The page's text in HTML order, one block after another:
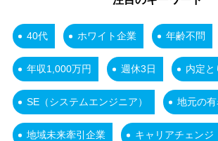
40代 ホワイト企業 年齢不問
年収1,000万円 週休3日 内定と
SE（システムエンジニア） 地元の
地域未来牽引企業 キャリアチェンジ